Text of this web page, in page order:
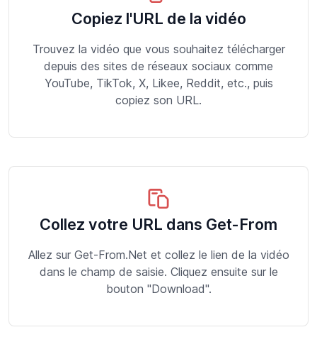
Copiez l'URL de la vidéo
Trouvez la vidéo que vous souhaitez télécharger
depuis des sites de réseaux sociaux comme
YouTube, TikTok, X, Likee, Reddit, etc., puis
copiez son URL.
Collez votre URL dans Get-From
Allez sur Get-From.Net et collez le lien de la vidéo
dans le champ de saisie. Cliquez ensuite sur le
bouton "Download".